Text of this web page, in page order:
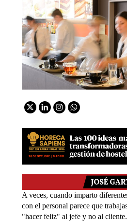
A veces, cuando imparto
con el personal parece que
"hacer feliz" al jefe y no al